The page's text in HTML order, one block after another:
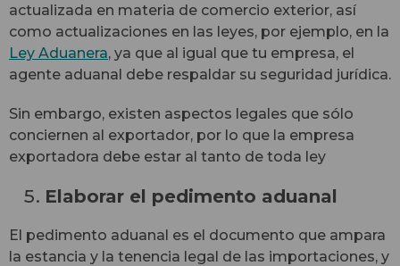
actualizada en materia de comercio exterior, así
como actualizaciones en las leyes, por ejemplo, en la
Ley Aduanera, ya que al igual que tu empresa, el
agente aduanal debe respaldar su seguridad jurídica.
Sin embargo, existen aspectos legales que sólo
conciernen al exportador, por lo que la empresa
exportadora debe estar al tanto de toda ley
Elaborar el pedimento aduanal
El pedimento aduanal es el documento que ampara
la estancia y la tenencia legal de las importaciones, y